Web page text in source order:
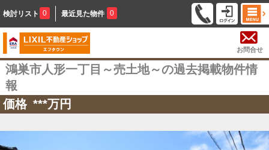
検討リスト 0 最近見た物件 0
お問合せ
鴻巣市人形一丁目～売土地～の過去掲載物件情
報
価格 ***万円